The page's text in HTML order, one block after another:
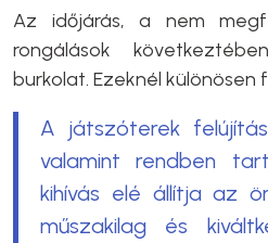
Az időjárás, a nem
rongálások
burkolat. Ezeknél különösen
A játszóterek
valamint rendben
kihívás elé állítja az
műszakilag és